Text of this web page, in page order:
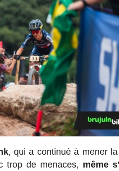
, qui a continué à mener la
trop de menaces, même